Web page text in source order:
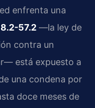
enfrenta una
57.2 —la ley de
contra un
está expuesto a
una condena por
doce meses de